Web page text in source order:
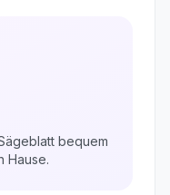
bequem
Hause.